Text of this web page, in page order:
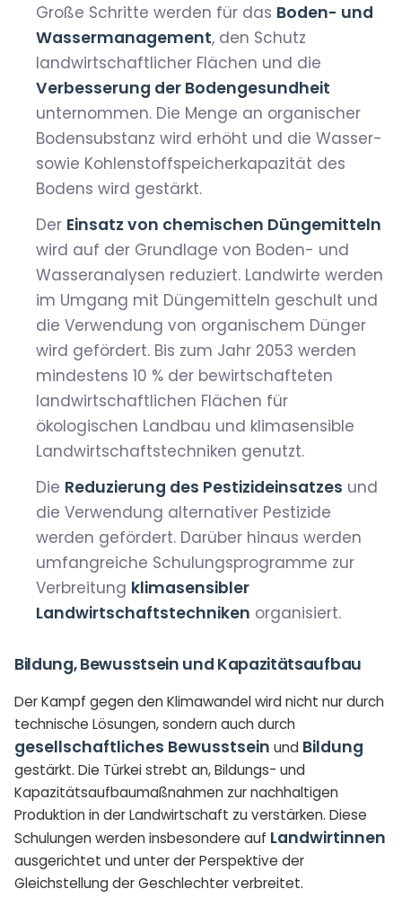
Große Schritte werden für das Boden- und
Wassermanagement, den Schutz
landwirtschaftlicher Flächen und die
Verbesserung der Bodengesundheit
unternommen. Die Menge an organischer
Bodensubstanz wird erhöht und die Wasser-
sowie Kohlenstoffspeicherkapazität des
Bodens wird gestärkt.
Der Einsatz von chemischen Düngemitteln
wird auf der Grundlage von Boden- und
Wasseranalysen reduziert. Landwirte werden
im Umgang mit Düngemitteln geschult und
die Verwendung von organischem Dünger
wird gefördert. Bis zum Jahr 2053 werden
mindestens 10 % der bewirtschafteten
landwirtschaftlichen Flächen für
ökologischen Landbau und klimasensible
Landwirtschaftstechniken genutzt.
Die Reduzierung des Pestizideinsatzes und
die Verwendung alternativer Pestizide
werden gefördert. Darüber hinaus werden
umfangreiche Schulungsprogramme zur
Verbreitung klimasensibler
Landwirtschaftstechniken organisiert.
Bildung, Bewusstsein und Kapazitätsaufbau
Der Kampf gegen den Klimawandel wird nicht nur durch
technische Lösungen, sondern auch durch
gesellschaftliches Bewusstsein und Bildung
gestärkt. Die Türkei strebt an, Bildungs- und
Kapazitätsaufbaumaßnahmen zur nachhaltigen
Produktion in der Landwirtschaft zu verstärken. Diese
Schulungen werden insbesondere auf Landwirtinnen
ausgerichtet und unter der Perspektive der
Gleichstellung der Geschlechter verbreitet.